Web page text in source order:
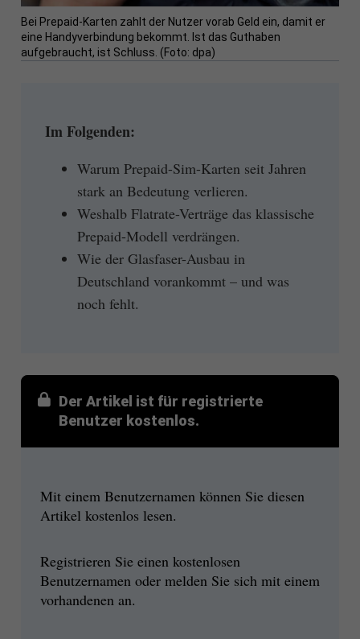
Bei Prepaid-Karten zahlt der Nutzer vorab Geld ein, damit er
eine Handyverbindung bekommt. Ist das Guthaben
aufgebraucht, ist Schluss. (Foto: dpa)
Im Folgenden:
Warum Prepaid-Sim-Karten seit Jahren
stark an Bedeutung verlieren.
Weshalb Flatrate-Verträge das klassische
Prepaid-Modell verdrängen.
Wie der Glasfaser-Ausbau in
Deutschland vorankommt – und was
noch fehlt.
Der Artikel ist für registrierte
Benutzer kostenlos.
Mit einem Benutzernamen können Sie diesen
Artikel kostenlos lesen.
Registrieren Sie einen kostenlosen
Benutzernamen oder melden Sie sich mit einem
vorhandenen an.